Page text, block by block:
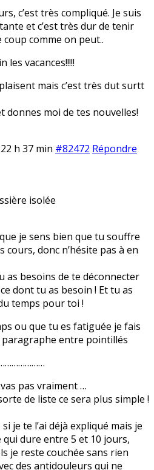
c’est très compliqué. Je suis
et c’est très dur de tenir
comme on peut..
les vacances!!!!!
mais c’est très dut surtt
donnes moi de tes nouvelles!
h 37 min #82472 Répondre
isolée
je sens bien que tu souffre
cours, donc n’hésite pas à en
as besoins de te déconnecter
dont tu as besoin ! Et tu as
temps pour toi !
ou que tu es fatiguée je fais
entre pointillés
pas vraiment …
de liste ce sera plus simple !
je te l’ai déjà expliqué mais je
dure entre 5 et 10 jours,
je reste couchée sans rien
des antidouleurs qui ne